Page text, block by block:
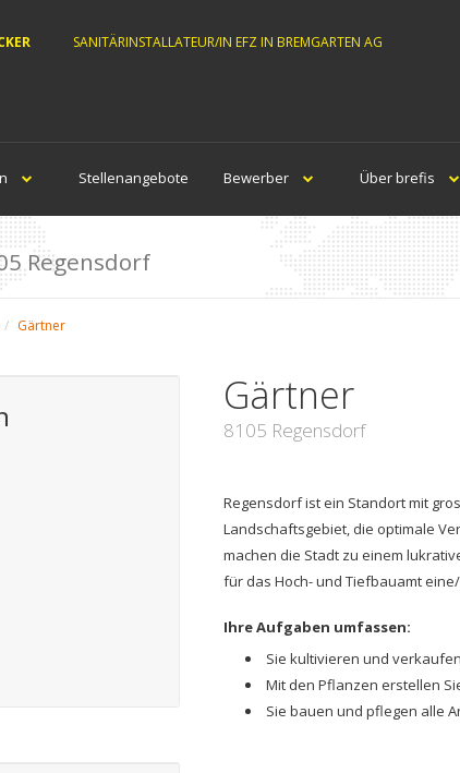
SANITÄRINSTALLATEUR/IN EFZ IN BREMGARTEN AG
Stellenangebote Bewerber Über brefis
Regensdorf
Gärtner
Gärtner
8105 Regensdorf
Regensdorf ist ein Standort mit
Landschaftsgebiet, die optimale
machen die Stadt zu einem
für das Hoch- und Tiefbauamt
Ihre Aufgaben umfassen:
Sie kultivieren und
Mit den Pflanzen erstellen
Sie bauen und pflegen alle